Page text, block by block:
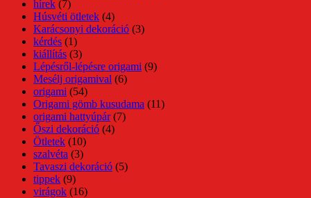
hírek (7)
Húsvéti ötletek (4)
Karácsonyi dekoráció (3)
kérdés (1)
kiállítás (3)
Lépésről-lépésre origami (9)
Mesélj origamival (6)
origami (54)
Origami gömb kusudama (11)
origami hattyúpár(7)
Őszi dekoráció (4)
Ötletek (10)
szalvéta (3)
Tavaszi dekoráció (5)
tippek (9)
virágok (16)